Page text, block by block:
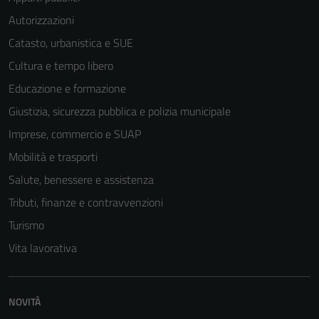
Autorizzazioni
Catasto, urbanistica e SUE
Cultura e tempo libero
Educazione e formazione
Giustizia, sicurezza pubblica e polizia municipale
Imprese, commercio e SUAP
Mobilità e trasporti
Salute, benessere e assistenza
Tributi, finanze e contravvenzioni
Turismo
Vita lavorativa
NOVITÀ